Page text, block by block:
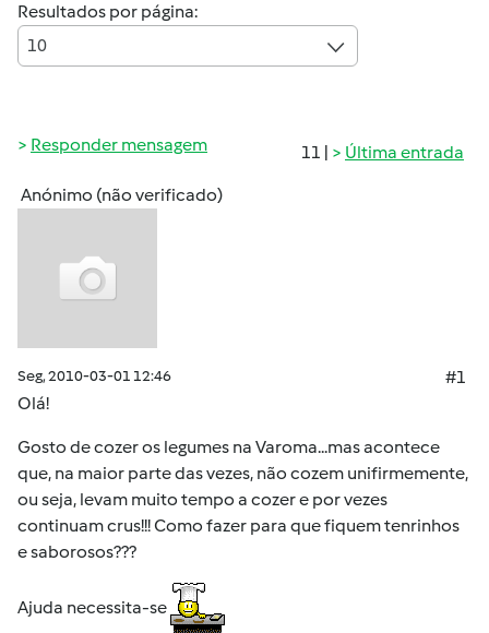
Resultados por página:
10
11 | Última entrada
Responder mensagem
Anónimo (não verificado)
Seg, 2010-03-01 12:46
#1
Olá!
Gosto de cozer os legumes na Varoma...mas acontece
que, na maior parte das vezes, não cozem unifirmemente,
ou seja, levam muito tempo a cozer e por vezes
continuam crus!!! Como fazer para que fiquem tenrinhos
e saborosos???
Ajuda necessita-se